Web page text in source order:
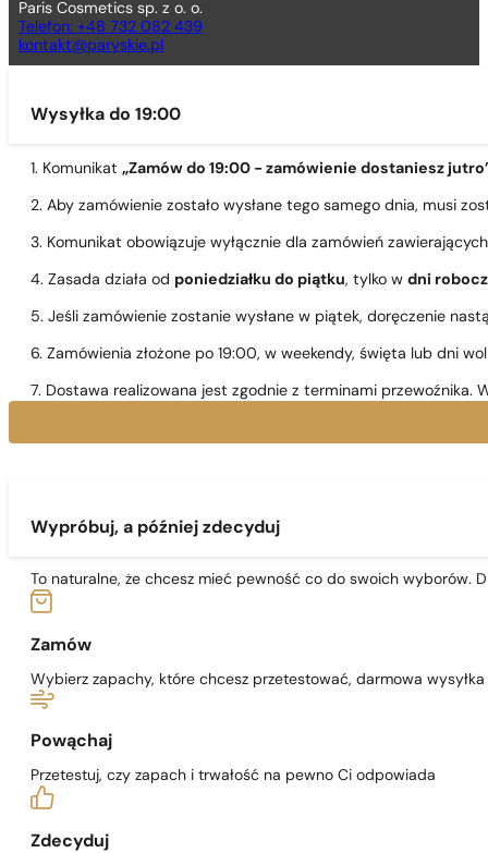
Paris Cosmetics sp. z o. o.
Telefon: +48 732 082 439
kontakt@paryskie.pl
Wysyłka do 19:00
1. Komunikat „Zamów do 19:00 - zamówienie dostaniesz
2. Aby zamówienie zostało wysłane tego samego dnia, musi
3. Komunikat obowiązuje wyłącznie dla zamówień
4. Zasada działa od poniedziałku do piątku, tylko w dni
5. Jeśli zamówienie zostanie wysłane w piątek, doręczenie
6. Zamówienia złożone po 19:00, w weekendy, święta lub dni
7. Dostawa realizowana jest zgodnie z terminami przewoźnika.
Wypróbuj, a później zdecyduj
To naturalne, że chcesz mieć pewność co do swoich wyborów.
Zamów
Wybierz zapachy, które chcesz przetestować, darmowa wysyłka
Powąchaj
Przetestuj, czy zapach i trwałość na pewno Ci odpowiada
Zdecyduj